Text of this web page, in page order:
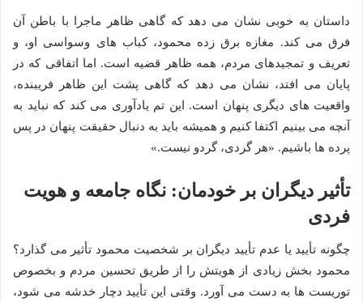
داستان به خوبی نشان می دهد که گاهی ظاهر ماجرا با باطن آن
فرق می کند. مغازه برق زده محمود، کباب های وسواسی او، و
تعریف و تمجیدهای مردم، همه ظاهر قضیه است. اما اتفاقی که در
پایان می افتد، نشان می دهد که گاهی پشت این ظاهر فریبنده،
واقعیت های دیگری پنهان است. این تم یادآوری می کند که نباید به
آنچه می بینیم اکتفا کنیم و همیشه باید به دنبال حقیقت پنهان در پس
پرده ها باشیم. «هر گردی، گردو نیست.»
تأثیر دیگران بر خودمان: نگاه جامعه و هویت
فردی
چگونه تأیید یا عدم تأیید دیگران بر شخصیت محمود تأثیر می گذارد؟
محمود بخش زیادی از هویتش را از طریق تحسین مردم و بخصوص
توریست ها به دست می آورد. وقتی این تأیید دچار خدشه می شود،